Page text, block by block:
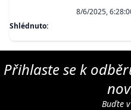
8/6/2025,
Shlédnuto:
Přihlaste se k
Buďte